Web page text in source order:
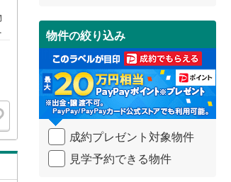
受
け
取
る
・
条
件
を
イ
ペ
物件の絞り込み
成約プレゼント対象物件
見学予約できる物件
三幸町(1)
龍禅寺町(1)